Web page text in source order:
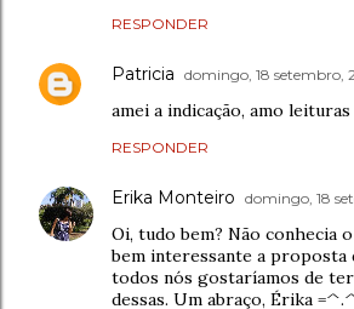
RESPONDER
Patricia domingo, 18 setembro,
amei a indicação, amo
RESPONDER
Erika Monteiro domingo, 18
Oi, tudo bem? Não conhecia
bem interessante a proposta
todos nós gostaríamos de
dessas. Um abraço, Érika